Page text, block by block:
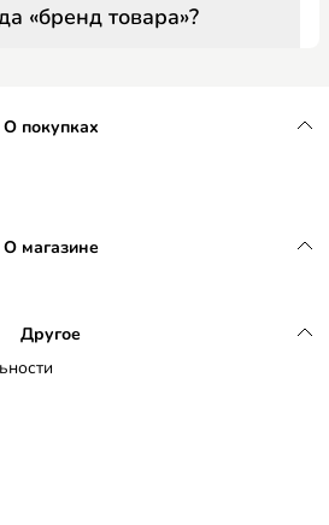
«бренд товара»?
О покупках
О магазине
Другое